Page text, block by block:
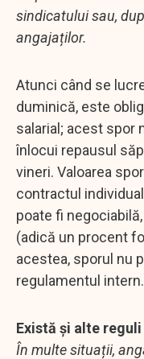
sindicatului sau,
angajaților.
Atunci când se
duminică, este
salarial; acest spor
înlocui repausul
vineri. Valoarea
contractul
poate fi
(adică un procent
acestea, sporul nu
regulamentul intern.
Există și alte
În multe situații,